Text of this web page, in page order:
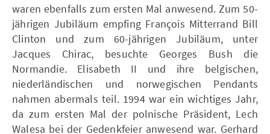
waren ebenfalls zum ersten Mal anwesend. Zum 50-
jährigen Jubiläum empfing François Mitterrand Bill
Clinton und zum 60-jährigen Jubiläum, unter
Jacques Chirac, besuchte Georges Bush die
Normandie. Elisabeth II und ihre belgischen,
niederländischen und norwegischen Pendants
nahmen abermals teil. 1994 war ein wichtiges Jahr,
da zum ersten Mal der polnische Präsident, Lech
Walesa bei der Gedenkfeier anwesend war. Gerhard